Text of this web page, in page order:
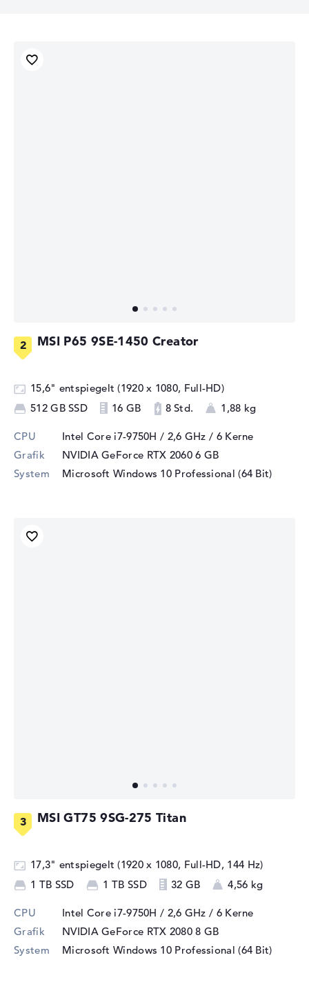
MSI P65 9SE-1450 Creator
15,6" entspiegelt (1920 x 1080, Full-HD)
512 GB SSD
16 GB 8 Std. 1,88 kg
CPU Intel Core i7-9750H / 2,6 GHz / 6 Kerne
Grafik
NVIDIA GeForce RTX 20606 GB
System
Microsoft Windows 10 Professional (64 Bit)
MSI GT75 9SG-275 Titan
17,3" entspiegelt (1920 x 1080, Full-HD, 144 Hz)
1 TB SSD
1 TB SSD 32 GB 4,56 kg
CPU Intel Core i7-9750H / 2,6 GHz / 6 Kerne
Grafik
NVIDIA GeForce RTX 20808 GB
System
Microsoft Windows 10 Professional (64 Bit)